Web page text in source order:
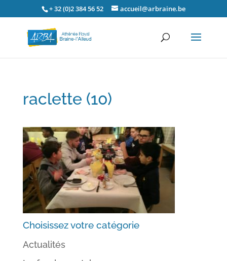
+ 32 (0)2 384 56 52 accueil@arbraine.be
raclette (10)
Choisissez votre catégorie
Actualités